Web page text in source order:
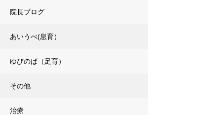
院長ブログ
あいうべ(息育）
ゆびのば（足育）
その他
治療